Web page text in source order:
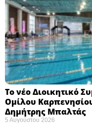
Το νέο Διοικητικό
Ομίλου
Δημήτρης Μπαλτάς
5 Αυγούστου 2026